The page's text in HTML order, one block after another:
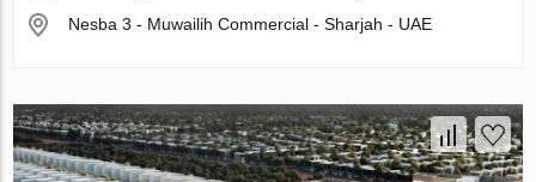
Nesba 3 - Muwailih Commercial - Sharjah - UAE